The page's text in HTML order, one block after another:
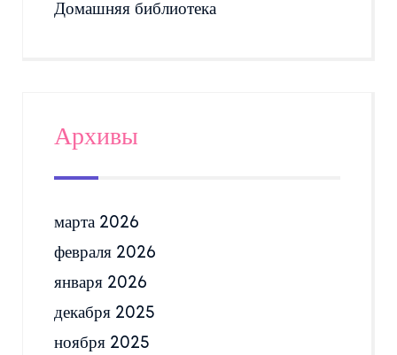
Домашняя библиотека
Архивы
марта 2026
февраля 2026
января 2026
декабря 2025
ноября 2025